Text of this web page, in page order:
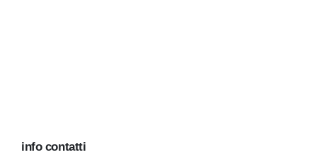
info contatti